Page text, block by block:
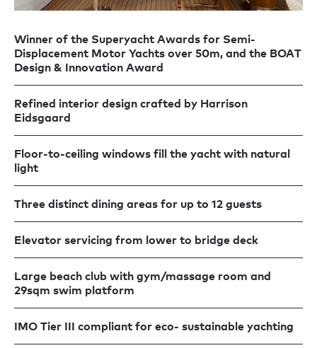
Winner of the Superyacht Awards for Semi-
Displacement Motor Yachts over 50m, and the BOAT
Design & Innovation Award
Refined interior design crafted by Harrison
Eidsgaard
Floor-to-ceiling windows fill the yacht with natural
light
Three distinct dining areas for up to 12 guests
Elevator servicing from lower to bridge deck
Large beach club with gym/massage room and
29sqm swim platform
IMO Tier III compliant for eco- sustainable yachting